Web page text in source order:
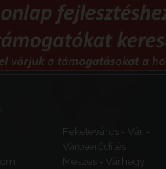
Feketeváros - Vár -
Városerődítés
Meszes - Várhegy